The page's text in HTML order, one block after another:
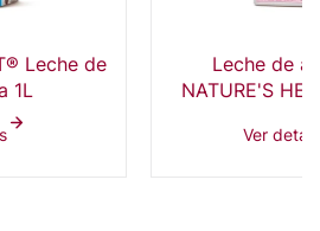
Leche de
1L
Leche de
NATURE'S
Ver